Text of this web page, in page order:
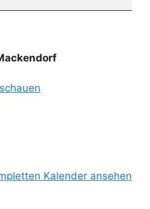
Kalender ansehen